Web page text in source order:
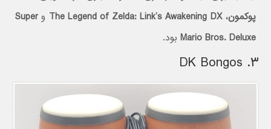
پوکمون،The Legend of Zelda: Link’s Awakening DX و Super
Mario Bros. Deluxe بود.
۳. DK Bongos